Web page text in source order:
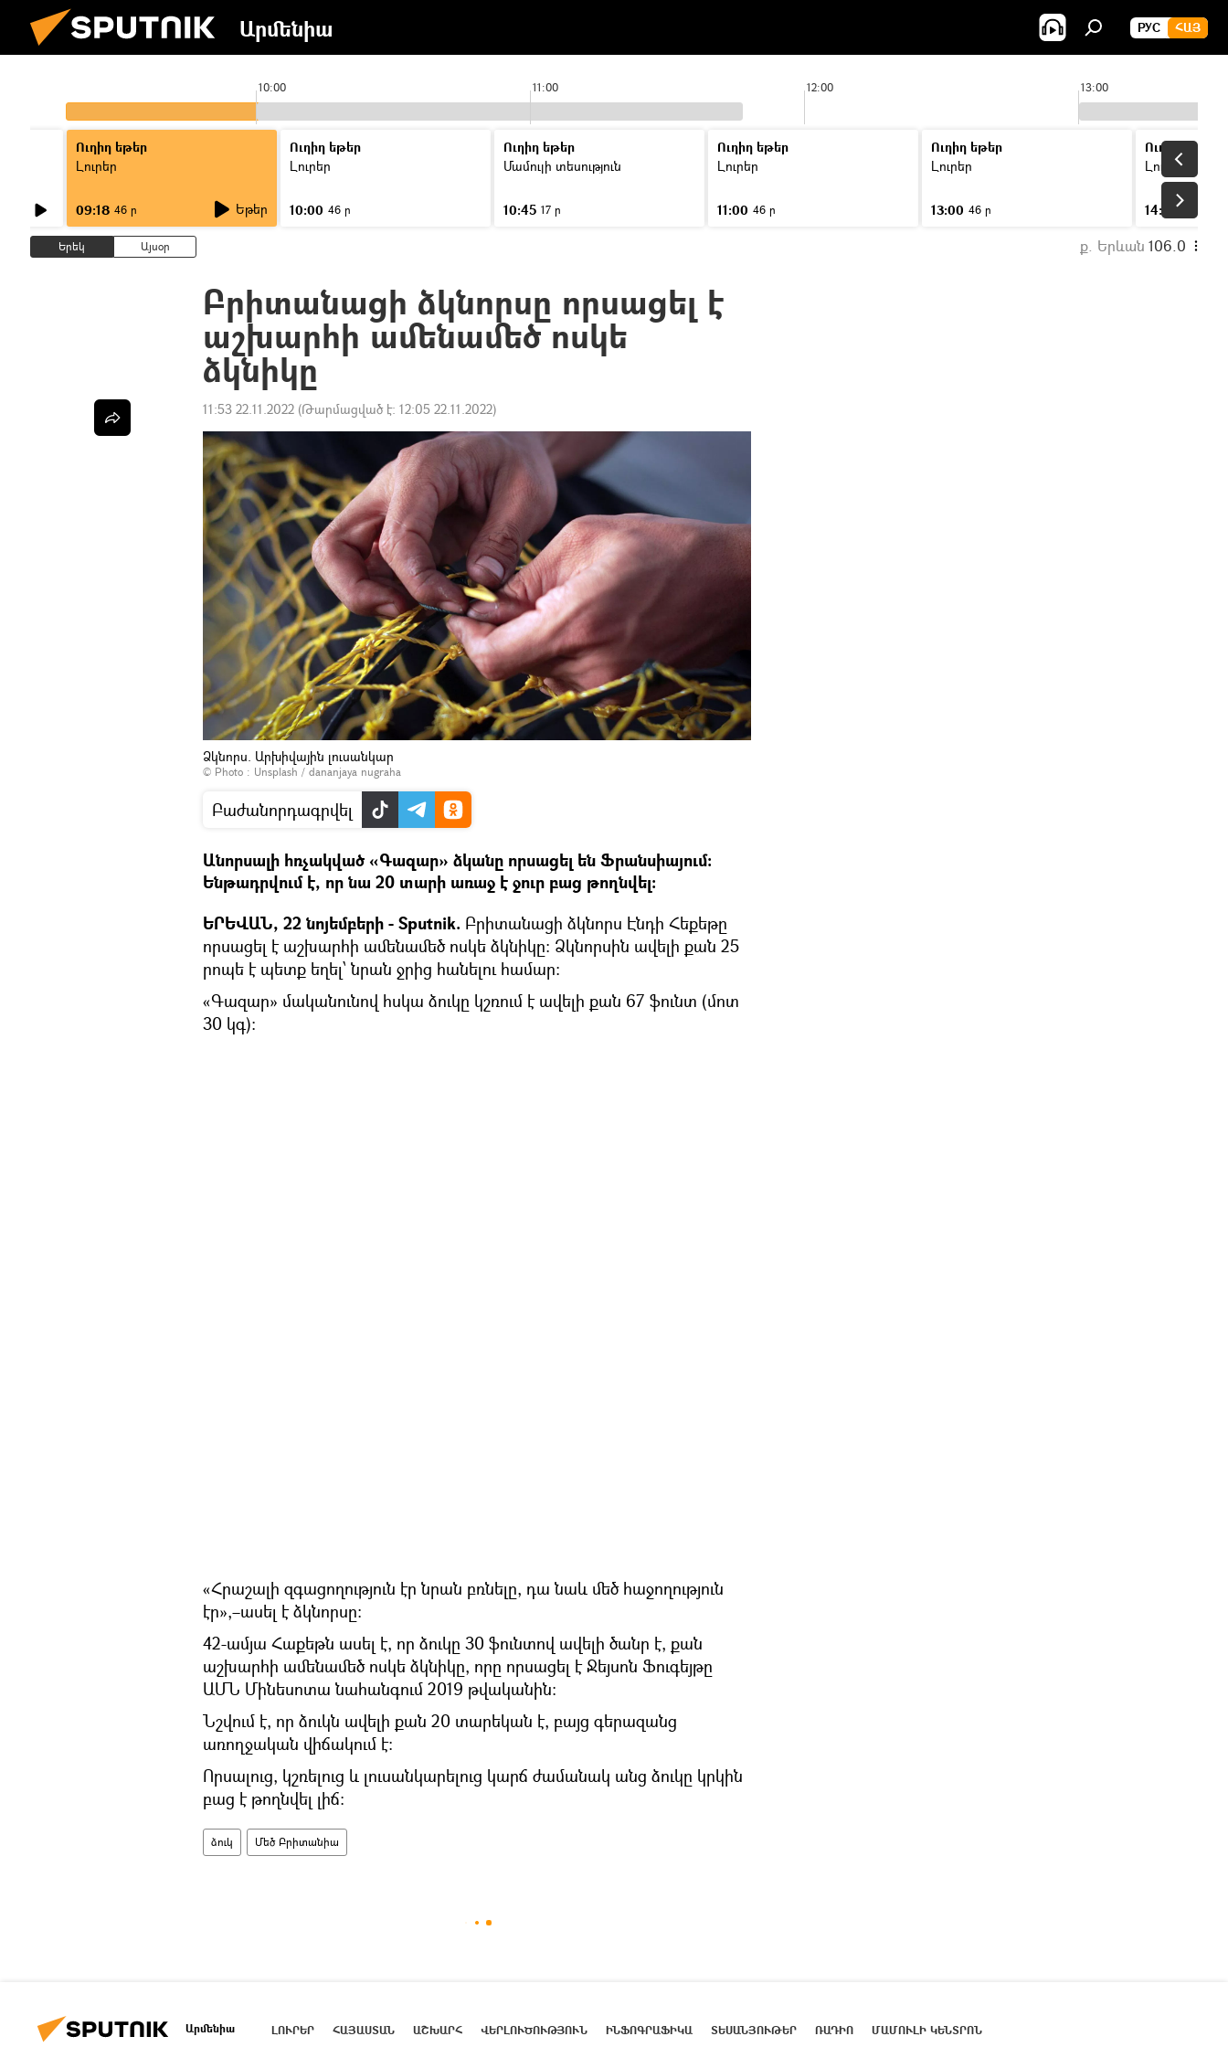
Արմենիա РУС ՀԱՅ
10:00 11:00 12:00 13:00
Ուղիղ եթեր
Լուրեր
09:18 46 ր Եթեր
Ուղիղ եթեր
Լուրեր
10:00 46 ր
Ուղիղ եթեր
Մամուլի տեսություն
10:45 17 ր
Ուղիղ եթեր
Լուրեր
11:00 46 ր
Ուղիղ եթեր
Լուրեր
13:00 46 ր
Ուղիղ եթեր
Լուրեր
14:00
Երեկ Այսօր ք. Երևան 106.0
Բրիտանացի ձկնորսը որսացել է
աշխարհի ամենամեծ ոսկե
ձկնիկը
11:53 22.11.2022 (Թարմացված է: 12:05 22.11.2022)
Ձկնորս. Արխիվային լուսանկար
© Photo : Unsplash / dananjaya nugraha
Բաժանորդագրվել
Անորսալի հռչակված «Գազար» ձկանը որսացել են Ֆրանսիայում։
Ենթադրվում է, որ նա 20 տարի առաջ է ջուր բաց թողնվել։
ԵՐԵՎԱՆ, 22 նոյեմբերի - Sputnik. Բրիտանացի ձկնորս Էնդի Հեքեթը
որսացել է աշխարհի ամենամեծ ոսկե ձկնիկը։ Ձկնորսին ավելի քան 25
րոպե է պետք եղել՝ նրան ջրից հանելու համար։
«Գազար» մականունով հսկա ձուկը կշռում է ավելի քան 67 ֆունտ (մոտ
30 կգ)։
«Հրաշալի զգացողություն էր նրան բռնելը, դա նաև մեծ հաջողություն
էր»,–ասել է ձկնորսը:
42-ամյա Հաքեթն ասել է, որ ձուկը 30 ֆունտով ավելի ծանր է, քան
աշխարհի ամենամեծ ոսկե ձկնիկը, որը որսացել է Ջեյսոն Ֆուգեյթը
ԱՄՆ Մինեսոտա նահանգում 2019 թվականին:
Նշվում է, որ ձուկն ավելի քան 20 տարեկան է, բայց գերազանց
առողջական վիճակում է։
Որսալուց, կշռելուց և լուսանկարելուց կարճ ժամանակ անց ձուկը կրկին
բաց է թողնվել լիճ:
ձուկ Մեծ Բրիտանիա
Արմենիա ԼՈՒՐԵՐ ՀԱՅԱՍՏԱՆ ԱՇԽԱՐՀ ՎԵՐԼՈՒԾՈՒԹՅՈՒՆ ԻՆՖՈԳՐԱՖԻԿԱ ՏԵՍԱՆՅՈՒԹԵՐ ՌԱԴԻՈ ՄԱՄՈՒԼԻ ԿԵՆՏՐՈՆ